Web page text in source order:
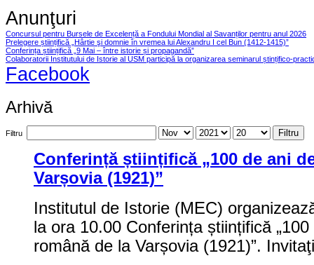
Anunţuri
Concursul pentru Bursele de Excelență a Fondului Mondial al Savanților pentru anul 2026
Prelegere științifică „Hârtie şi domnie în vremea lui Alexandru I cel Bun (1412-1415)”
Conferința științifică „9 Mai – între istorie și propagandă”
Colaboratorii Institutului de Istorie al USM participă la organizarea seminarul ștințifico-
Facebook
Arhivă
Filtru Filtru
Conferință științifică „100 de ani
Varșovia (1921)”
Institutul de Istorie (MEC)
la ora 10.00 Conferința științifică
română de la Varșovia (1921)”.